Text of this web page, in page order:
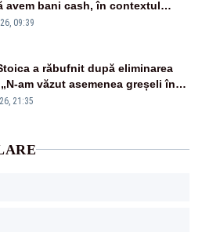
avem bani cash, în contextul
09:39
a răbufnit după eliminarea
am văzut asemenea greșeli în
europene”
21:35